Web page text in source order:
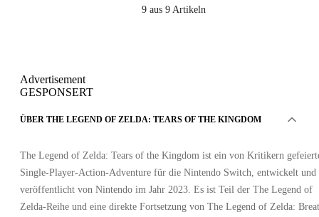
9 aus 9 Artikeln
Advertisement
GESPONSERT
ÜBER THE LEGEND OF ZELDA: TEARS OF THE KINGDOM
The Legend of Zelda: Tears of the Kingdom ist ein von Kritikern
Single-Player-Action-Adventure für die Nintendo Switch, entwickelt und
veröffentlicht von Nintendo im Jahr 2023. Es ist Teil der The Legend of
Zelda-Reihe und eine direkte Fortsetzung von The Legend of Zelda: